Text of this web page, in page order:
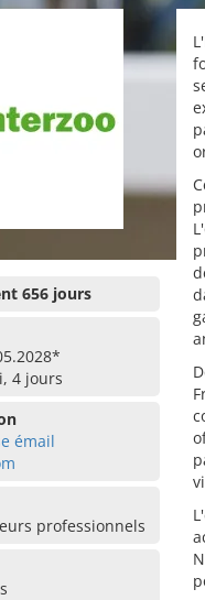
656 jours
4 jours
émail
professionnels